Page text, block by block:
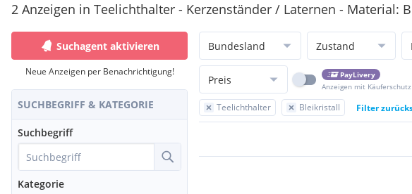
2 Anzeigen in Teelichthalter - Kerzenständer / Laternen - Material:
Suchagent aktivieren
Neue Anzeigen per Benachrichtigung!
SUCHBEGRIFF & KATEGORIE
Suchbegriff
Kategorie
Bundesland Zustand
Preis
PayLivery
Anzeigen mit
Teelichthalter Bleikristall Filter